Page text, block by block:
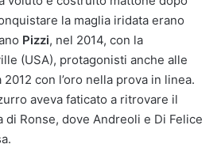
la maglia iridata erano
Pizzi, nel 2014, con la
(USA), protagonisti anche alle
con l’oro nella prova in linea.
aveva faticato a ritrovare il
Ronse, dove Andreoli e Di Felice